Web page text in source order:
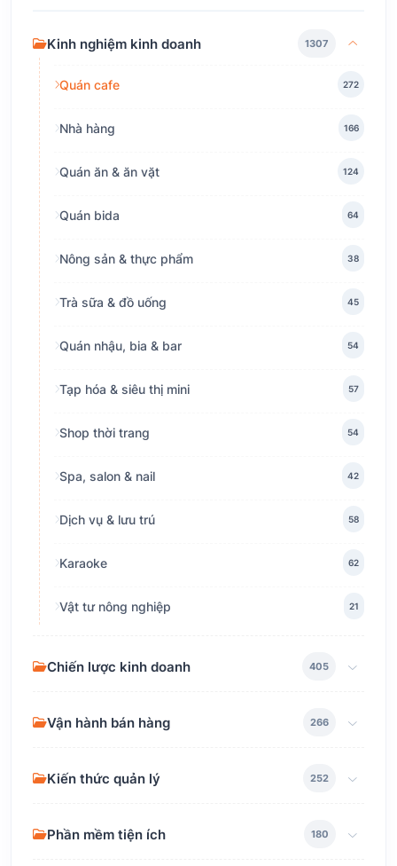
Kinh nghiệm kinh doanh 1307
Quán cafe 272
Nhà hàng 166
Quán ăn & ăn vặt 124
Quán bida 64
Nông sản & thực phẩm 38
Trà sữa & đồ uống 45
Quán nhậu, bia & bar 54
Tạp hóa & siêu thị mini 57
Shop thời trang 54
Spa, salon & nail 42
Dịch vụ & lưu trú 58
Karaoke 62
Vật tư nông nghiệp 21
Chiến lược kinh doanh 405
Vận hành bán hàng 266
Kiến thức quản lý 252
Phần mềm tiện ích 180